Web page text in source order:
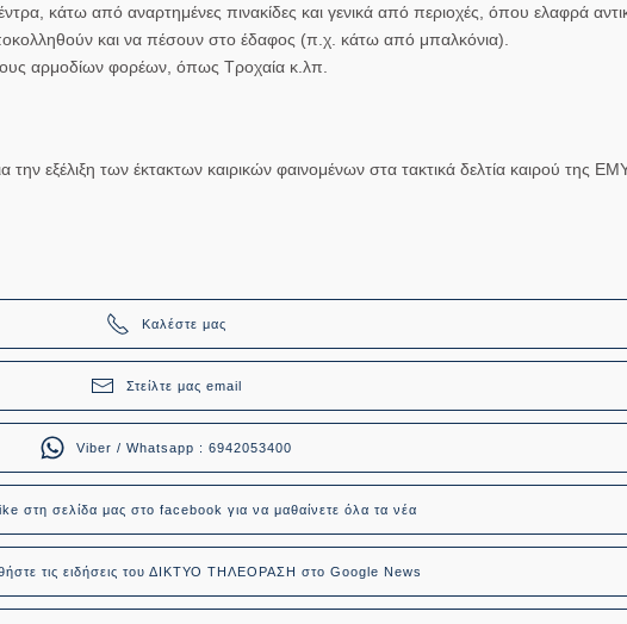
κάτω από αναρτημένες πινακίδες και γενικά από περιοχές, όπου ελαφρά
και να πέσουν στο έδαφος (π.χ. κάτω από μπαλκόνια).
αρμοδίων φορέων, όπως Τροχαία κ.λπ.
εξέλιξη των έκτακτων καιρικών φαινομένων στα τακτικά δελτία καιρού της
Καλέστε μας
Στείλτε μας email
Viber / Whatsapp : 6942053400
στη σελίδα μας στο facebook για να μαθαίνετε όλα τα νέα
τις ειδήσεις του ΔΙΚΤΥΟ ΤΗΛΕΟΡΑΣΗ στο Google News